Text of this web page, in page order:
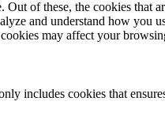
of these, the cookies that
and understand how
may affect your
includes cookies that